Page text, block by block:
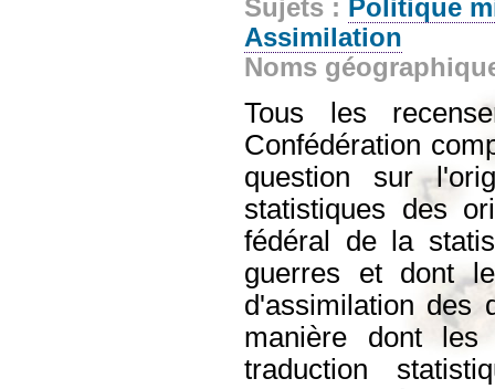
Sujets : Politique
Assimilation
Noms
Tous les
Confédération
question sur
statistiques des
fédéral de la
guerres et dont
d'assimilation des
manière dont
traduction